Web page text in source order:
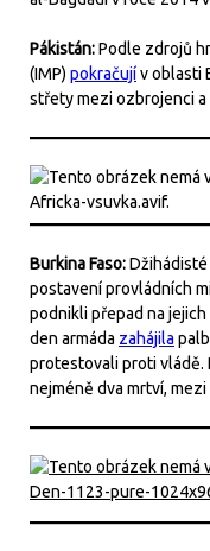
Pákistán:Podle zdrojů
(IMP) pokračujív oblasti
střety mezi ozbrojenci
Burkina Faso:Džihádisté
postavení provládních
podnikli přepad na
den armáda zahájila
protestovali proti vládě.
nejméně dva mrtví,